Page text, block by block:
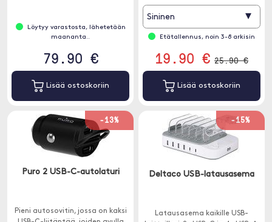
Löytyy varastosta, lähetetään
maananta..
79.90 €
Lisää ostoskoriin
Sininen ▾
Etätallennus, noin 3-8 arkisin
19.90 € 25.90 €
Lisää ostoskoriin
-13%
Puro 2 USB-C-autolaturi
Pieni autosovitin, jossa on kaksi
-15%
Deltaco USB-latausasema
Latausasema kaikille USB-